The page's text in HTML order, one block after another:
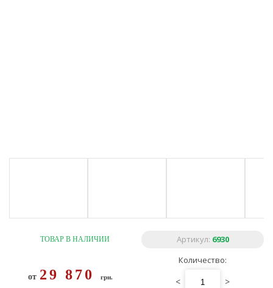
ТОВАР В НАЛИЧИИ Артикул: 6930
от 29 870 грн.
Количество:
< >